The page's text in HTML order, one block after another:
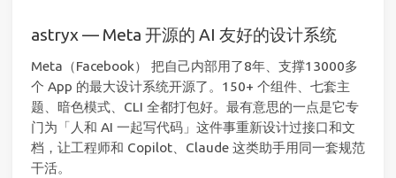
astryx — Meta 开源的 AI 友好的设计系统
Meta（Facebook） 把自己内部用了8年、支撑13000多
个 App 的最大设计系统开源了。150+ 个组件、七套主
题、暗色模式、CLI 全都打包好。最有意思的一点是它专
门为「人和 AI 一起写代码」这件事重新设计过接口和文
档，让工程师和 Copilot、Claude 这类助手用同一套规范
干活。